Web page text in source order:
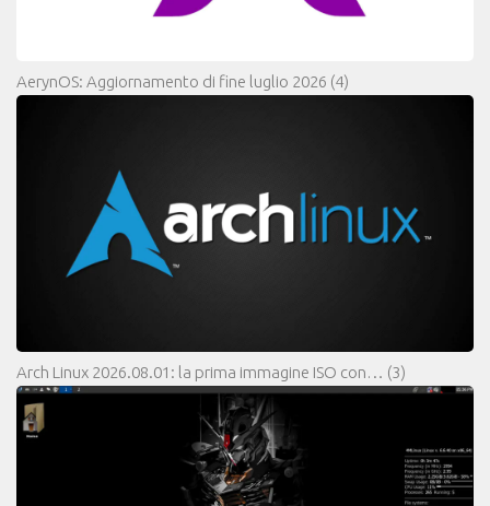
AerynOS: Aggiornamento di fine luglio 2026 (4)
Arch Linux 2026.08.01: la prima immagine ISO con… (3)